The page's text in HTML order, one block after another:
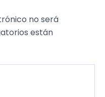
no será
están